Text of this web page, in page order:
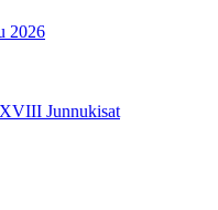
2026
Junnukisat